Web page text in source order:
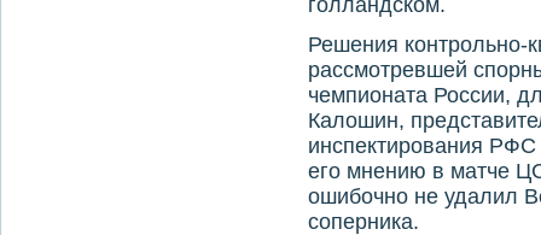
голландском.
Решения контрольно-
рассмотревшей
чемпионата России,
Калошин,
инспектирования
его мнению в матче
ошибочно не удалил
соперника.